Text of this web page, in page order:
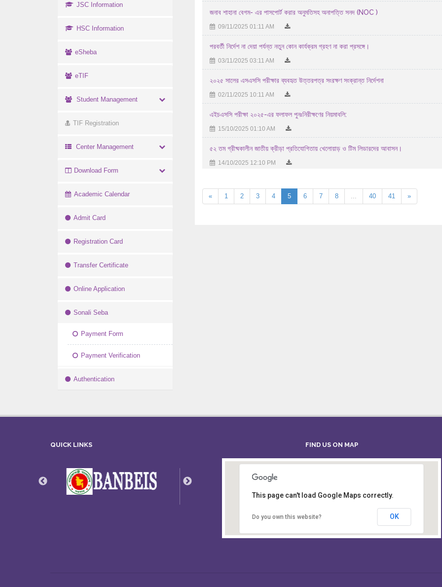
JSC Information
HSC Information
eSheba
eTIF
Student Management
TIF Registration
Center Management
Download Form
Academic Calendar
Admit Card
Registration Card
Transfer Certificate
Online Application
Sonali Seba
Payment Form
Payment Verification
Authentication
জনাব শাহানা বেগম- এর পাসপোর্ট করার অনুমতিসহ অনাপত্তি সনদ (NOC )
09/11/2025 01:11 AM
পরবর্তী নির্দেশ না দেয়া পর্যন্ত নতুন কোন কার্যক্রম গ্রহণ না করা প্রসঙ্গে।
03/11/2025 03:11 AM
২০২৫ সালের এসএসসি পরীক্ষার ব্যবহৃত উত্তরপত্র সংরক্ষণ সংক্রান্ত নির্দেশনা
02/11/2025 10:11 AM
এইচএসসি পরীক্ষা ২০২৫-এর ফলাফল পুনঃনিরীক্ষণের নিয়মাবলি:
15/10/2025 01:10 AM
৫২ তম গ্রীষ্মকালীন জাতীয় ক্রীড়া প্রতিযোগিতায় খেলোয়াড় ও টিম লিডারদের আবাসন।
14/10/2025 12:10 PM
« 1 2 3 4 5 6 7 8 ... 40 41 »
QUICK LINKS FIND US ON MAP
This page can't load Google Maps correctly.
Do you own this website? OK